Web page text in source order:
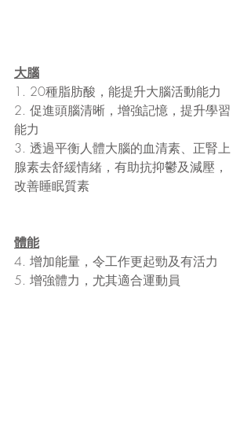
大腦
1. 20種脂肪酸，能提升大腦活動能力
2. 促進頭腦清晰，增強記憶，提升學習
能力
3. 透過平衡人體大腦的血清素、正腎上
腺素去舒緩情緒，有助抗抑鬱及減壓，
改善睡眠質素
體能
4. 增加能量，令工作更起勁及有活力
5. 增強體力，尤其適合運動員